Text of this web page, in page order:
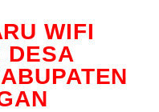
WIFI
DESA